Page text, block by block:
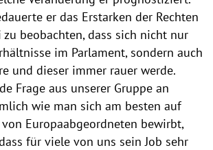
er das Erstarken der Rechten
zu beobachten, dass sich nicht nur
im Parlament, sondern auch
und dieser immer rauer werde.
Frage aus unserer Gruppe an
wie man sich am besten auf
Europaabgeordneten bewirbt,
für viele von uns sein Job sehr